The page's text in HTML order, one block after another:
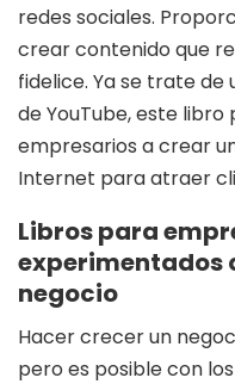
redes sociales.
crear contenido que
fidelice. Ya se trate de
de YouTube, este libro
empresarios a crear
Internet para atraer
Libros para
experimentados
negocio
Hacer crecer un
pero es posible con